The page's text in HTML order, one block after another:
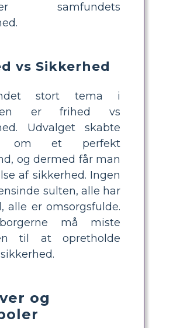
samfundets
vs Sikkerhed
stort tema i
er frihed vs
Udvalget skabte
om et perfekt
og dermed får man
af sikkerhed. Ingen
sulten, alle har
alle er omsorgsfulde.
må miste
til at opretholde
og